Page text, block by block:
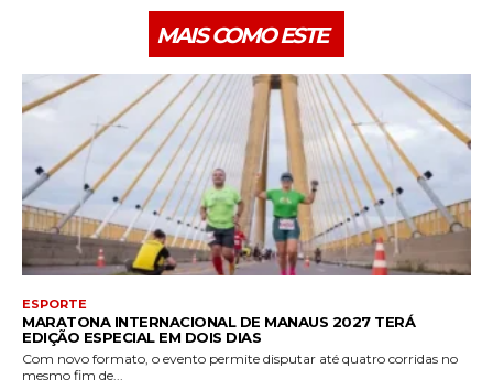
MAIS COMO ESTE
ESPORTE
MARATONA INTERNACIONAL DE MANAUS 2027 TERÁ
EDIÇÃO ESPECIAL EM DOIS DIAS
Com novo formato, o evento permite disputar até quatro corridas no
mesmo fim de...